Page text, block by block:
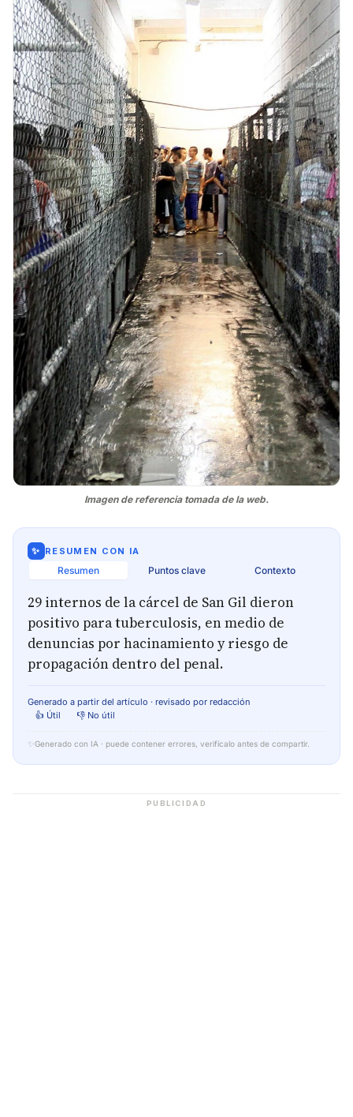
Imagen de referencia tomada de la web.
✨ RESUMEN CON IA
Resumen Puntos clave Contexto
29 internos de la cárcel de San Gil dieron
positivo para tuberculosis, en medio de
denuncias por hacinamiento y riesgo de
propagación dentro del penal.
Generado a partir del artículo · revisado por redacción
👍 Útil
👎 No útil
✨ Generado con IA · puede contener errores, verifícalo antes de compartir.
PUBLICIDAD